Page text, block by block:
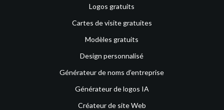
Logos gratuits
Cartes de visite gratuites
Modèles gratuits
Design personnalisé
Générateur de noms d’entreprise
Générateur de logos IA
Créateur de site Web